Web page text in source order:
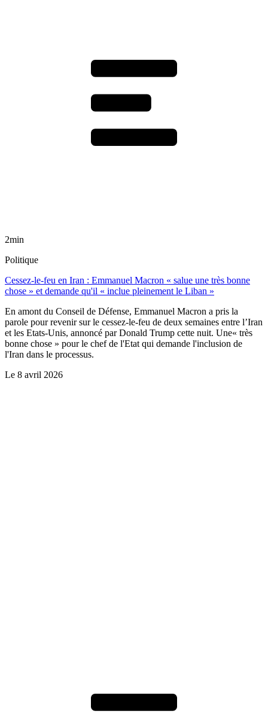
2min
Politique
Cessez-le-feu en Iran : Emmanuel Macron « salue une très bonne
chose » et demande qu'il « inclue pleinement le Liban »
En amont du Conseil de Défense, Emmanuel Macron a pris la
parole pour revenir sur le cessez-le-feu de deux semaines entre l’Iran
et les Etats-Unis, annoncé par Donald Trump cette nuit. Une« très
bonne chose » pour le chef de l'Etat qui demande l'inclusion de
l'Iran dans le processus.
Le 8 avril 2026